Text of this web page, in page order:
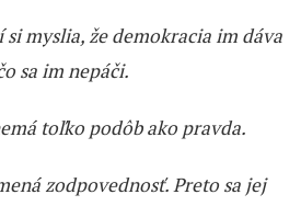
myslia, že demokracia im dáva
sa im nepáči.
toľko podôb ako pravda.
zodpovednosť. Preto sa jej